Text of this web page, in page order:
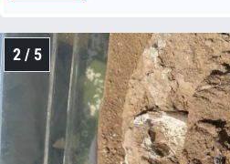
2 / 5